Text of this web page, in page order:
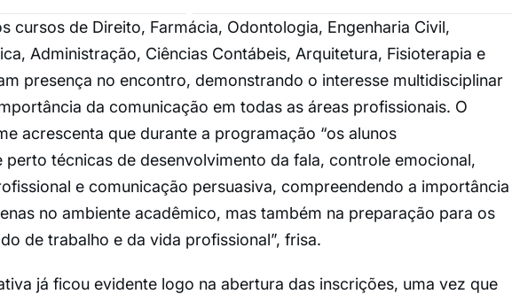
cursos de Direito, Farmácia, Odontologia, Engenharia Civil,
Administração, Ciências Contábeis, Arquitetura, Fisioterapia e
presença no encontro, demonstrando o interesse multidisciplinar
da comunicação em todas as áreas profissionais. O
acrescenta que durante a programação “os alunos
perto técnicas de desenvolvimento da fala, controle emocional,
e comunicação persuasiva, compreendendo a importância
no ambiente acadêmico, mas também na preparação para os
de trabalho e da vida profissional”, frisa.
já ficou evidente logo na abertura das inscrições, uma vez que